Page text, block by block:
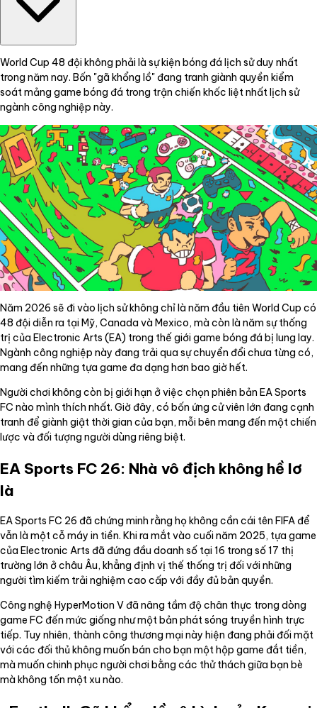
World Cup 48 đội không phải là sự kiện bóng đá lịch sử duy nhất
trong năm nay. Bốn "gã khổng lồ" đang tranh giành quyền kiểm
soát mảng game bóng đá trong trận chiến khốc liệt nhất lịch sử
ngành công nghiệp này.
Năm 2026 sẽ đi vào lịch sử không chỉ là năm đầu tiên World Cup có
48 đội diễn ra tại Mỹ, Canada và Mexico, mà còn là năm sự thống
trị của Electronic Arts (EA) trong thế giới game bóng đá bị lung lay.
Ngành công nghiệp này đang trải qua sự chuyển đổi chưa từng có,
mang đến những tựa game đa dạng hơn bao giờ hết.
Người chơi không còn bị giới hạn ở việc chọn phiên bản EA Sports
FC nào mình thích nhất. Giờ đây, có bốn ứng cử viên lớn đang cạnh
tranh để giành giật thời gian của bạn, mỗi bên mang đến một chiến
lược và đối tượng người dùng riêng biệt.
EA Sports FC 26: Nhà vô địch không hề lơ
là
EA Sports FC 26 đã chứng minh rằng họ không cần cái tên FIFA để
vẫn là một cỗ máy in tiền. Khi ra mắt vào cuối năm 2025, tựa game
của Electronic Arts đã đứng đầu doanh số tại 16 trong số 17 thị
trường lớn ở châu Âu, khẳng định vị thế thống trị đối với những
người tìm kiếm trải nghiệm cao cấp với đầy đủ bản quyền.
Công nghệ HyperMotion V đã nâng tầm độ chân thực trong dòng
game FC đến mức giống như một bản phát sóng truyền hình trực
tiếp. Tuy nhiên, thành công thương mại này hiện đang phải đối mặt
với các đối thủ không muốn bán cho bạn một hộp game đắt tiền,
mà muốn chinh phục người chơi bằng các thử thách giữa bạn bè
mà không tốn một xu nào.